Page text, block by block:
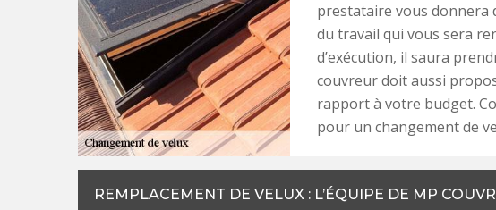
prestataire vous donnera
du travail qui vous sera
d’exécution, il saura
couvreur doit aussi
rapport à votre budget.
pour un changement de
REMPLACEMENT DE VELUX : L’ÉQUIPE DE MP